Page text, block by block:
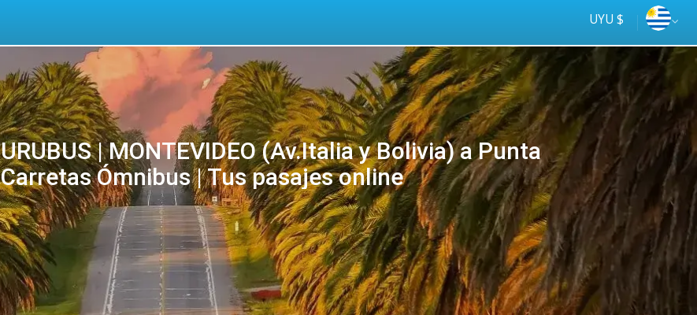
UYU $
URUBUS | MONTEVIDEO (Av.Italia y Bolivia) a Punta
Carretas Ómnibus | Tus pasajes online
online
Tus
ómnibus